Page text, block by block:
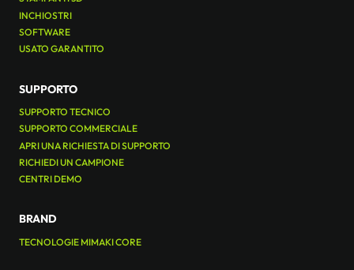
INCHIOSTRI
SOFTWARE
USATO GARANTITO
SUPPORTO
SUPPORTO TECNICO
SUPPORTO COMMERCIALE
APRI UNA RICHIESTA DI SUPPORTO
RICHIEDI UN CAMPIONE
CENTRI DEMO
BRAND
TECNOLOGIE MIMAKI CORE